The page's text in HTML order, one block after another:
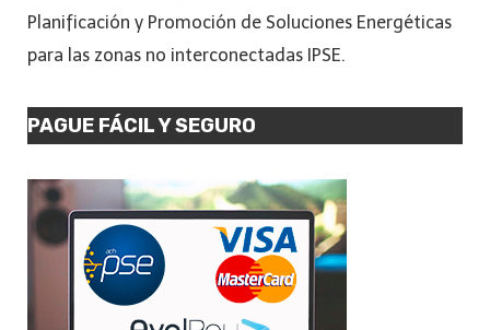
Planificación y Promoción de Soluciones Energéticas
para las zonas no interconectadas IPSE.
PAGUE FÁCIL Y SEGURO